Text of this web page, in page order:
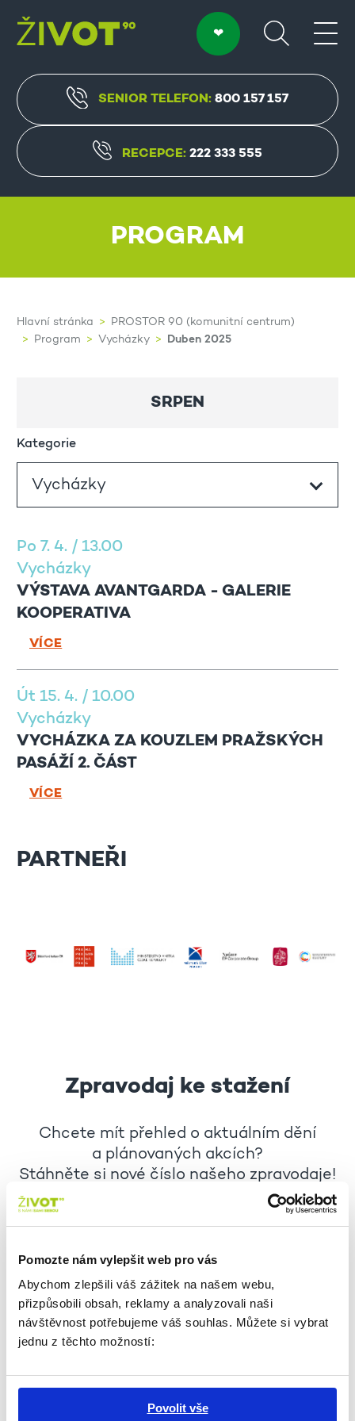
Pomozte nám vylepšit web pro vás
Abychom zlepšili váš zážitek na našem webu,
přizpůsobili obsah, reklamy a analyzovali naši
návštěvnost potřebujeme váš souhlas. Můžete si vybrat
jednu z těchto možností:
Povolit vše
SENIOR TELEFON:800 157 157
RECEPCE:222 333 555
PROGRAM
Hlavní stránka
PROSTOR 90 (komunitní centrum)
Program
Vycházky Duben 2025
SRPEN
Kategorie
Po 7. 4. / 13.00
Vycházky
VÝSTAVA AVANTGARDA - GALERIE
KOOPERATIVA
VÍCE
Út 15. 4. / 10.00
Vycházky
VYCHÁZKA ZA KOUZLEM PRAŽSKÝCH
PASÁŽÍ 2. ČÁST
VÍCE
PARTNEŘI
Zpravodaj ke stažení
Chcete mít přehled o aktuálním dění
a plánovaných akcích?
Stáhněte si nové číslo našeho zpravodaje!
ZPRAVODAJ: SRPEN 2026
Přihlášení do Zpravodaje